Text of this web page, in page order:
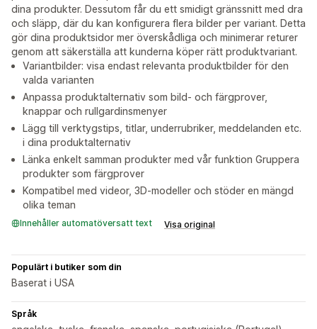
dina produkter. Dessutom får du ett smidigt gränssnitt med dra
och släpp, där du kan konfigurera flera bilder per variant. Detta
gör dina produktsidor mer överskådliga och minimerar returer
genom att säkerställa att kunderna köper rätt produktvariant.
Variantbilder: visa endast relevanta produktbilder för den
valda varianten
Anpassa produktalternativ som bild- och färgprover,
knappar och rullgardinsmenyer
Lägg till verktygstips, titlar, underrubriker, meddelanden etc.
i dina produktalternativ
Länka enkelt samman produkter med vår funktion Gruppera
produkter som färgprover
Kompatibel med videor, 3D-modeller och stöder en mängd
olika teman
Innehåller automatöversatt text Visa original
Populärt i butiker som din
Baserat i USA
Språk